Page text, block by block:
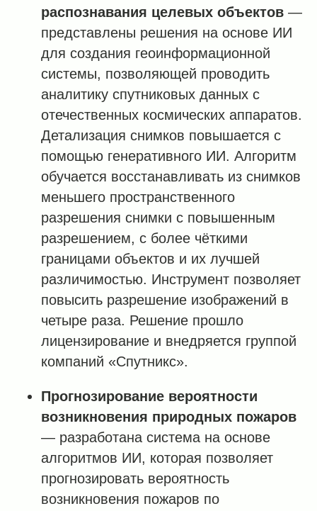
распознавания целевых объектов—
представлены решения на основе ИИ
для создания геоинформационной
системы, позволяющей проводить
аналитику спутниковых данных с
отечественных космических аппаратов.
Детализация снимков повышается с
помощью генеративного ИИ. Алгоритм
обучается восстанавливать из снимков
меньшего пространственного
разрешения снимки с повышенным
разрешением, с более чёткими
границами объектов и их лучшей
различимостью. Инструмент позволяет
повысить разрешение изображений в
четыре раза. Решение прошло
лицензирование и внедряется группой
компаний «Спутникс».
Прогнозирование вероятности
возникновения природных пожаров
— разработана система на основе
алгоритмов ИИ, которая позволяет
прогнозировать вероятность
возникновения пожаров по